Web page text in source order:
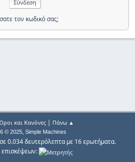
τον κωδικό σας;
και Κανόνες| Πάνω ▲
© 2025, Simple Machines
0.034 δευτερόλεπτα με 16 ερωτήματα.